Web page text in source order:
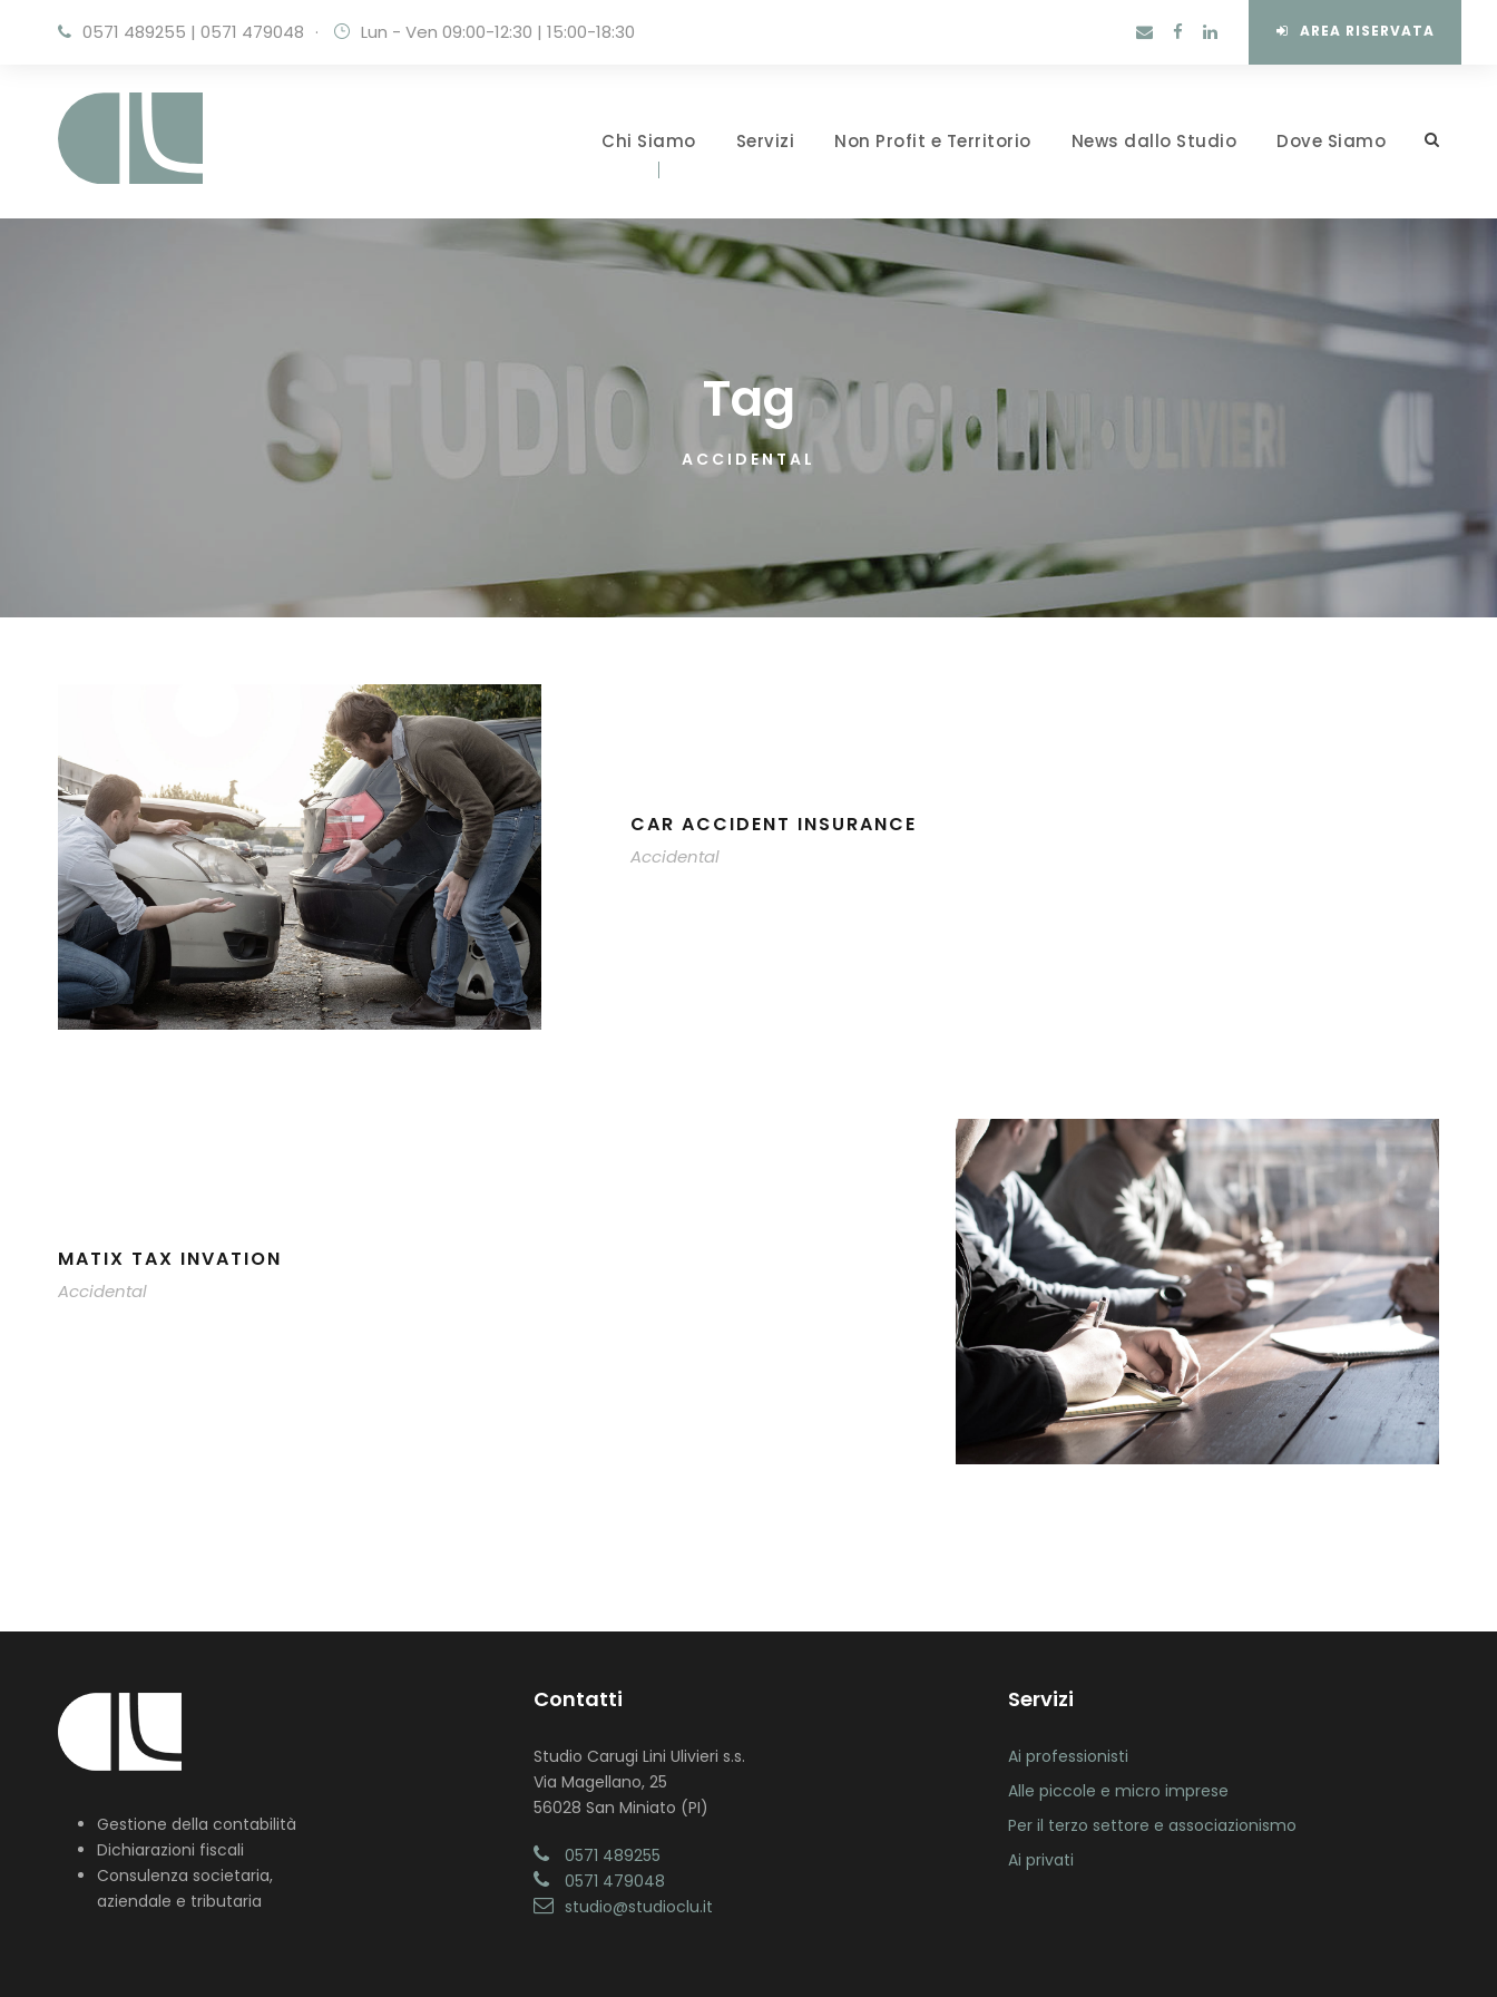
0571 489255 | 0571 479048 · Lun - Ven 09:00-12:30 | 15:00-18:30 AREA RISERVATA
Chi Siamo Servizi Non Profit e Territorio News dallo Studio Dove Siamo
Tag
ACCIDENTAL
CAR ACCIDENT INSURANCE
Accidental
MATIX TAX INVATION
Accidental
Gestione della contabilità
Dichiarazioni fiscali
Consulenza societaria,
aziendale e tributaria
Contatti
Studio Carugi Lini Ulivieri s.s.
Via Magellano, 25
56028 San Miniato (PI)
0571 489255
0571 479048
studio@studioclu.it
Servizi
Ai professionisti
Alle piccole e micro imprese
Per il terzo settore e associazionismo
Ai privati